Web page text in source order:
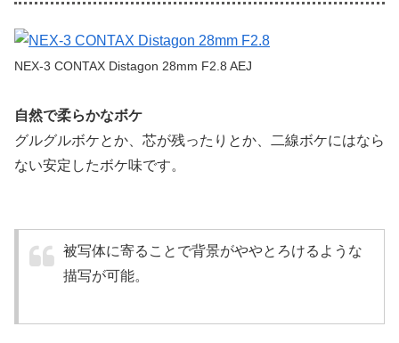
NEX-3 CONTAX Distagon 28mm F2.8 AEJ
自然で柔らかなボケ
グルグルボケとか、芯が残ったりとか、二線ボケにはなら
ない安定したボケ味です。
被写体に寄ることで背景がややとろけるような
描写が可能。